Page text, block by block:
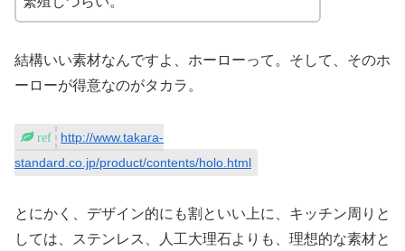
結構いい素材なんですよ、ホーローって。そして、そのホ
ーローが得意なのがタカラ。
http://www.takara-
standard.co.jp/product/contents/holo.html
とにかく、デザイン的にも割といい上に、キッチン周りと
しては、ステンレス、人工大理石よりも、理想的な素材と